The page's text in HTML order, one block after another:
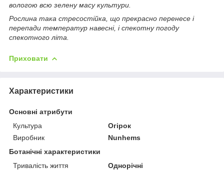
вологою всю зелену масу культури.
Рослина така стресостійка, що прекрасно перенесе і
перепади температур навесні, і спекотну погоду
спекотного літа.
Приховати
Характеристики
Основні атрибути
Культура
Огірок
Виробник
Nunhems
Ботанічні характеристики
Тривалість життя
Однорічні